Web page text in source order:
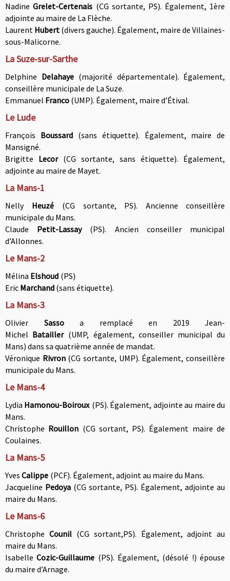
Nadine Grelet-Certenais (CG sortante, PS). Également, 1ère
adjointe au maire de La Flèche.
Laurent Hubert (divers gauche). Également, maire de Villaines-
sous-Malicorne.
La Suze-sur-Sarthe
Delphine Delahaye (majorité départementale). Également,
conseillère municipale de La Suze.
Emmanuel Franco (UMP). Également, maire d’Étival.
Le Lude
François Boussard (sans étiquette). Également, maire de
Mansigné.
Brigitte Lecor (CG sortante, sans étiquette). Également,
adjointe au maire de Mayet.
La Mans-1
Nelly Heuzé (CG sortante, PS). Ancienne conseillère
municipale du Mans.
Claude Petit-Lassay
(PS). Ancien conseiller municipal
d’Allonnes.
Le Mans-2
Mélina Elshoud (PS)
Eric Marchand (sans étiquette).
La Mans-3
Olivier Sassoa remplacé en 2019 Jean-
Michel Batailler (UMP, également, conseiller municipal du
Mans) dans sa quatrième année de mandat.
Véronique Rivron (CG sortante, UMP). Également, conseillère
municipale du Mans.
Le Mans-4
Lydia Hamonou-Boiroux (PS). Également, adjointe au maire du
Mans.
Christophe Rouillon (CG sortant, PS). Également maire de
Coulaines.
La Mans-5
Yves Calippe (PCF). Également, adjoint au maire du Mans.
Jacqueline Pedoya (CG sortante, PS). Également, adjointe au
maire du Mans.
Le Mans-6
Christophe Counil (CG sortant,PS). Également, adjoint au
maire du Mans.
IsabelleCozic-Guillaume (PS). Également, (désolé !) épouse
du maire d’Arnage.